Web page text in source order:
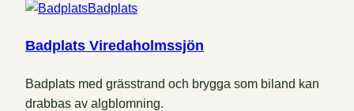
Badplats
Badplats Viredaholmssjön
Badplats med grässtrand och brygga som biland kan
drabbas av algblomning.